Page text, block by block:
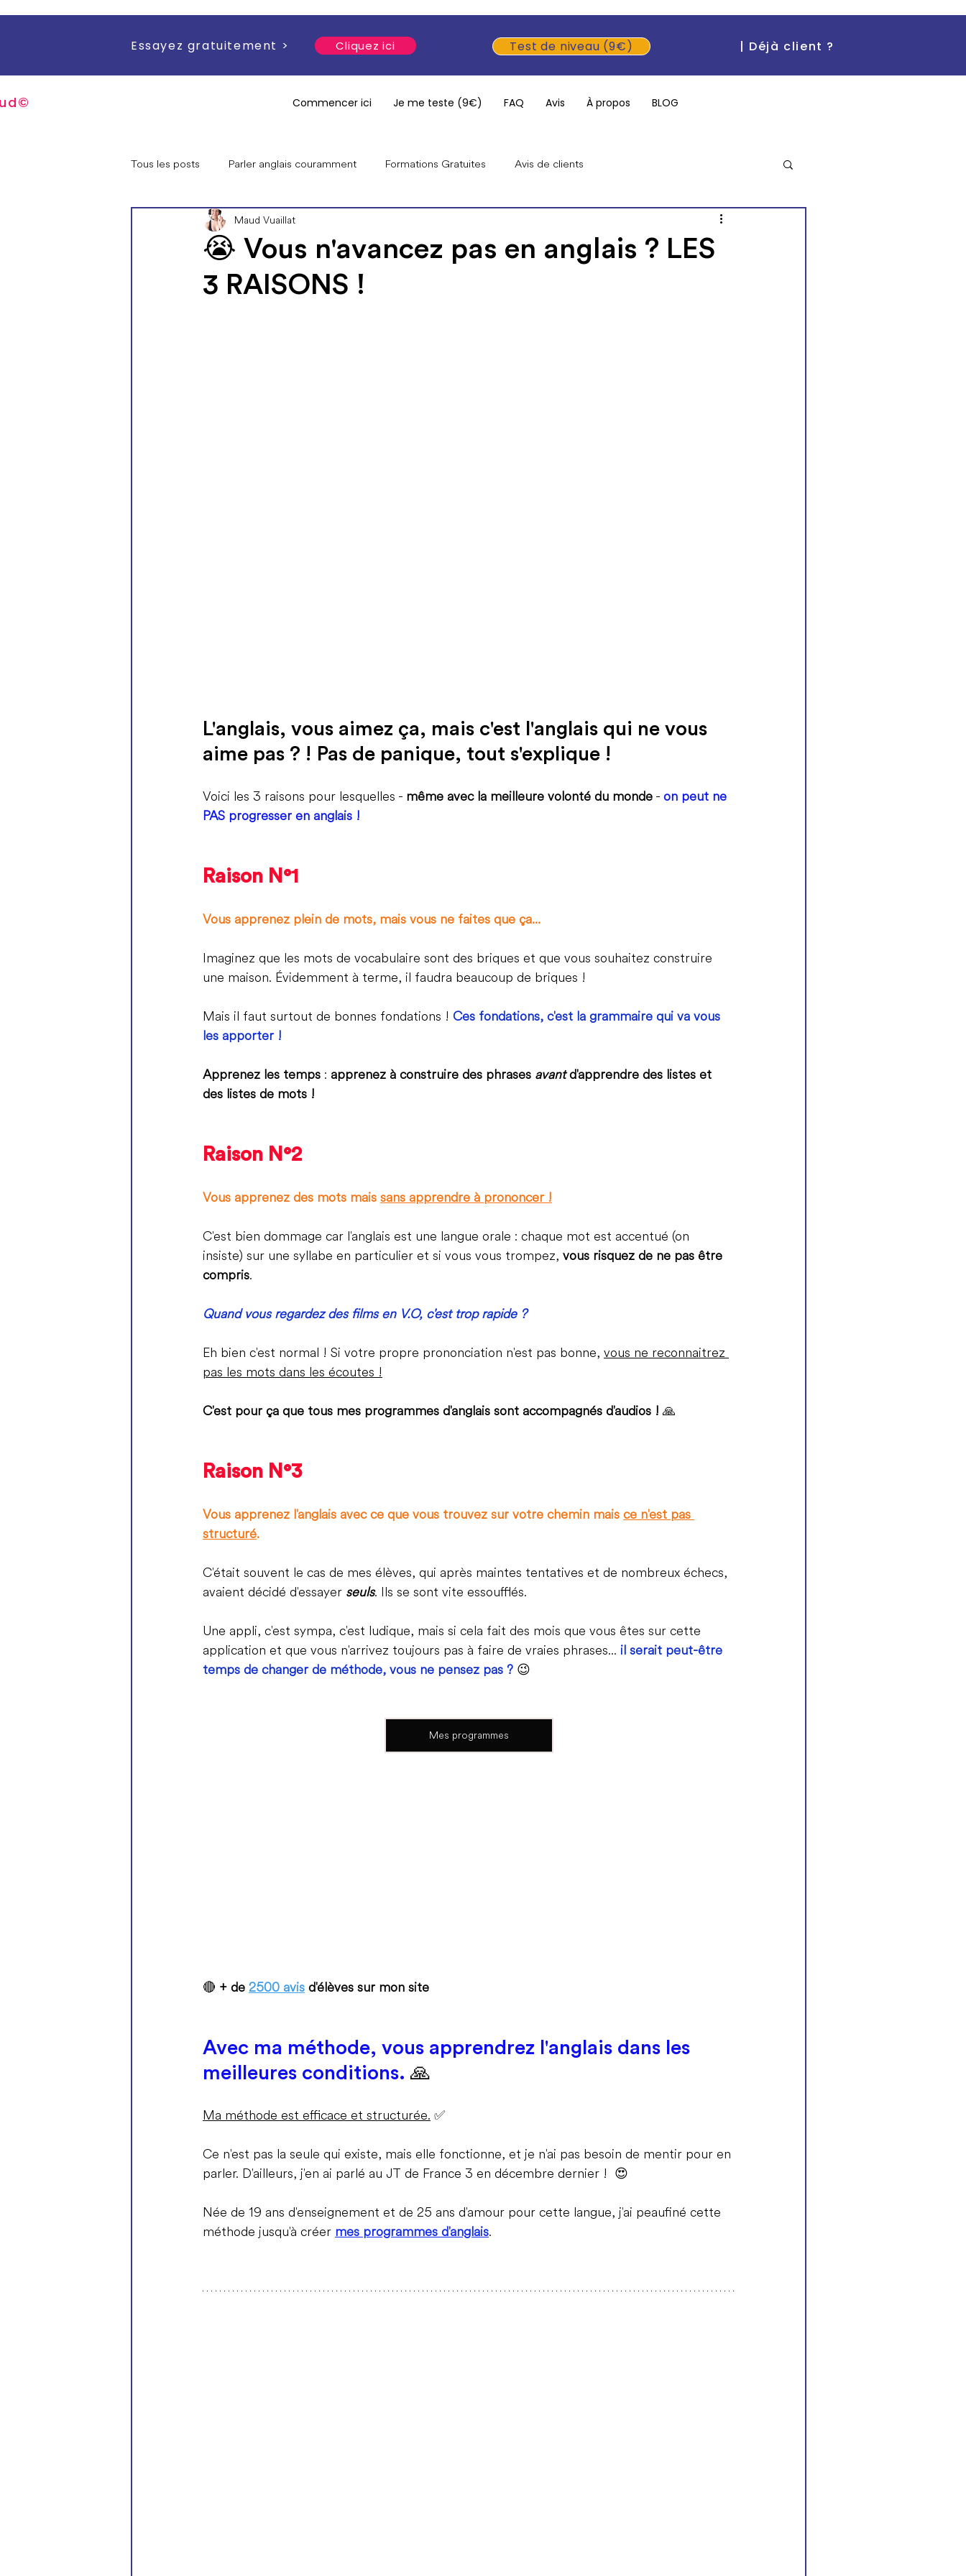
Essayez gratuitement > Cliquez ici Test de niveau (9€) | Déjà client ?
d© Commencer ici Je me teste (9€) FAQ Avis À propos BLOG
Tous les posts Parler anglais couramment Formations Gratuites Avis de clients
Questions sur moi / mes programmes "I can't believe it!"
Offres spéciales
😭 Vous n'avancez pas en anglais ? LES
3 RAISONS !
Maud Vuaillat
L'anglais, vous aimez ça, mais c'est l'anglais qui ne vous
aime pas ? ! Pas de panique, tout s'explique !
Voici les 3 raisons pour lesquelles - même avec la meilleure volonté du monde - on peut ne
PAS progresser en anglais !
Raison N°1
Vous apprenez plein de mots, mais vous ne faites que ça...
Imaginez que les mots de vocabulaire sont des briques et que vous souhaitez construire
une maison. Évidemment à terme, il faudra beaucoup de briques !
Mais il faut surtout de bonnes fondations ! Ces fondations, c'est la grammaire qui va vous
les apporter !
Apprenez les temps : apprenez à construire des phrases avant d'apprendre des listes et
des listes de mots !
Raison N°2
Vous apprenez des mots mais sans apprendre à prononcer !
C'est bien dommage car l'anglais est une langue orale : chaque mot est accentué (on
insiste) sur une syllabe en particulier et si vous vous trompez, vous risquez de ne pas être
compris.
Quand vous regardez des films en V.O, c'est trop rapide ?
Eh bien c'est normal ! Si votre propre prononciation n'est pas bonne, vous ne reconnaitrez
pas les mots dans les écoutes !
C'est pour ça que tous mes programmes d'anglais sont accompagnés d'audios ! 🙏
Raison N°3
Vous apprenez l'anglais avec ce que vous trouvez sur votre chemin mais ce n'est pas
structuré.
C'était souvent le cas de mes élèves, qui après maintes tentatives et de nombreux échecs,
avaient décidé d'essayer seuls. Ils se sont vite essoufflés.
Une appli, c'est sympa, c'est ludique, mais si cela fait des mois que vous êtes sur cette
application et que vous n'arrivez toujours pas à faire de vraies phrases... il serait peut-être
temps de changer de méthode, vous ne pensez pas ? 😉
Mes programmes
🔴 + de 2500 avis d'élèves sur mon site
Avec ma méthode, vous apprendrez l'anglais dans les
meilleures conditions. 🙏
Ma méthode est efficace et structurée. ✅
Ce n'est pas la seule qui existe, mais elle fonctionne, et je n'ai pas besoin de mentir pour en
parler. D'ailleurs, j'en ai parlé au JT de France 3 en décembre dernier !  😍
Née de 19 ans d'enseignement et de 25 ans d'amour pour cette langue, j'ai peaufiné cette
méthode jusqu'à créer mes programmes d'anglais.